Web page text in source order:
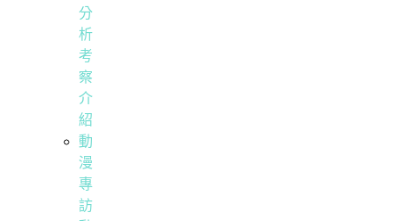
分
析
考
察
介
紹
動
漫
專
訪